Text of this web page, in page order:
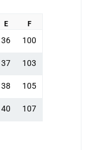
E F
36 100
37 103
38 105
40 107